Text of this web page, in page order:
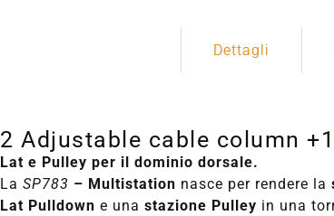
Dettagli
2 Adjustable cable column
Lat e Pulley per il dominio dorsale.
LaSP783 – Multistation nasce per rendere la
Lat Pulldown e unastazione Pulley in una